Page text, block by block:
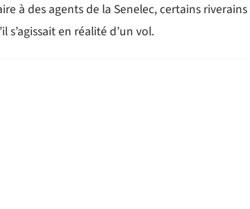
à des agents de la Senelec, certains riverains
en réalité d’un vol.